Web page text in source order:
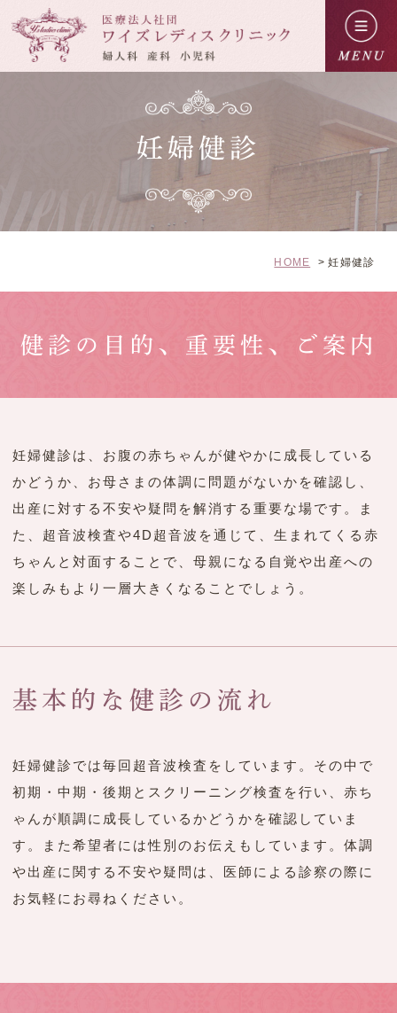
妊婦健診
HOME 妊婦健診
健診の目的、重要性、ご案内
妊婦健診は、お腹の赤ちゃんが健やかに成長している
かどうか、お母さまの体調に問題がないかを確認し、
出産に対する不安や疑問を解消する重要な場です。ま
た、超音波検査や4D超音波を通じて、生まれてくる赤
ちゃんと対面することで、母親になる自覚や出産への
楽しみもより一層大きくなることでしょう。
基本的な健診の流れ
妊婦健診では毎回超音波検査をしています。その中で
初期・中期・後期とスクリーニング検査を行い、赤ち
ゃんが順調に成長しているかどうかを確認していま
す。また希望者には性別のお伝えもしています。体調
や出産に関する不安や疑問は、医師による診察の際に
お気軽にお尋ねください。